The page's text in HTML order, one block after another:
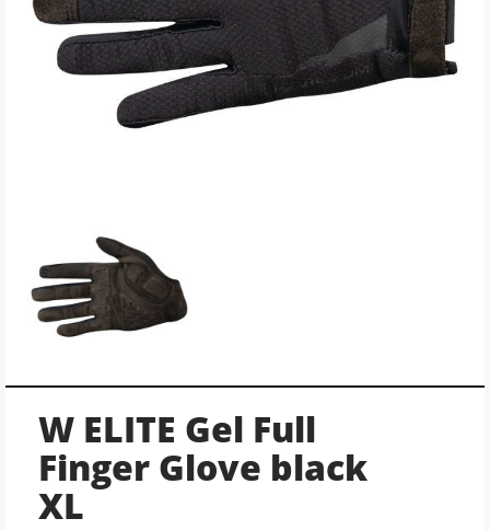
W ELITE Gel Full
Finger Glove black
XL